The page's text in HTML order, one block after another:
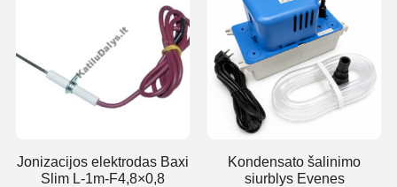
Jonizacijos elektrodas Baxi
Slim L-1m-F4,8×0,8
Kondensato šalinimo
siurblys Evenes